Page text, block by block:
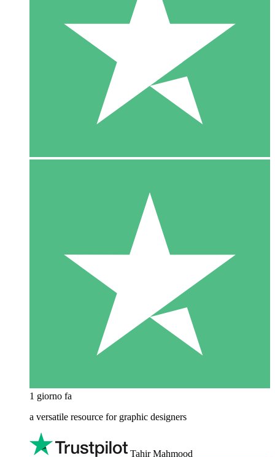
1 giorno fa
a versatile resource for graphic designers
Tahir Mahmood